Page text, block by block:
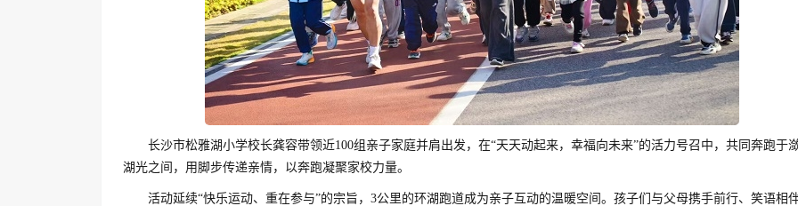
长沙市松雅湖小学校长龚容带领近100组亲子家庭并肩出发，在“天天动起来，幸福向未来”的活力号召中，共同奔跑于
湖光之间，用脚步传递亲情，以奔跑凝聚家校力量。
活动延续“快乐运动、重在参与”的宗旨，3公里的环湖跑道成为亲子互动的温暖空间。孩子们与父母携手前行、笑语相伴